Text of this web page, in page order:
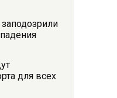
для всех